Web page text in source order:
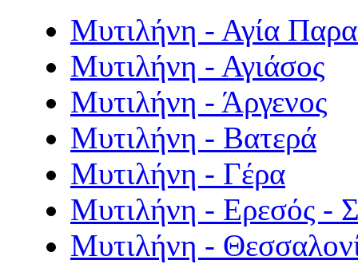
Μυτιλήνη - Αγία
Μυτιλήνη - Αγιάσος
Μυτιλήνη - Άργενος
Μυτιλήνη - Βατερά
Μυτιλήνη - Γέρα
Μυτιλήνη - Ερεσός -
Μυτιλήνη -